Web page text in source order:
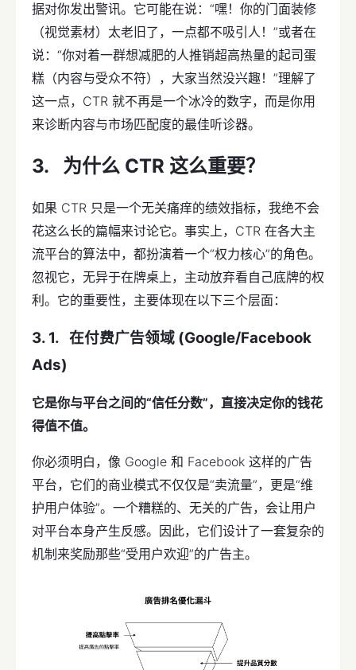
据对你发出警讯。它可能在说：“嘿！你的门面装修
（视觉素材）太老旧了，一点都不吸引人！”或者在
说：“你对着一群想减肥的人推销超高热量的起司蛋
糕（内容与受众不符），大家当然没兴趣！”理解了
这一点，CTR 就不再是一个冰冷的数字，而是你用
来诊断内容与市场匹配度的最佳听诊器。
为什么 CTR 这么重要？
如果 CTR 只是一个无关痛痒的绩效指标，我绝不会
花这么长的篇幅来讨论它。事实上，CTR 在各大主
流平台的算法中，都扮演着一个“权力核心”的角色。
忽视它，无异于在牌桌上，主动放弃看自己底牌的权
利。它的重要性，主要体现在以下三个层面：
在付费广告领域 (Google/Facebook
Ads)
它是你与平台之间的“信任分数”，直接决定你的钱花
得值不值。
你必须明白，像 Google 和 Facebook 这样的广告
平台，它们的商业模式不仅仅是“卖流量”，更是“维
护用户体验”。一个糟糕的、无关的广告，会让用户
对平台本身产生反感。因此，它们设计了一套复杂的
机制来奖励那些“受用户欢迎”的广告主。